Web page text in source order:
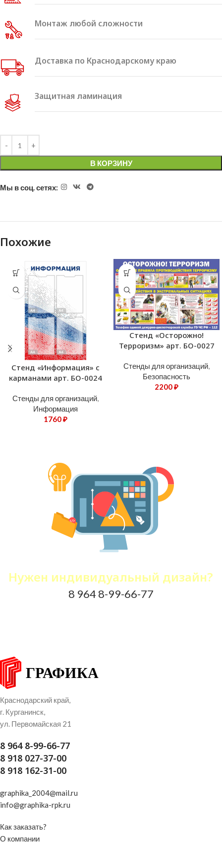
Монтаж любой сложности
Доставка по Краснодарскому краю
Защитная ламинация
В КОРЗИНУ
Мы в соц. сетях:
Похожие
Стенд «Информация» с
карманами арт. БО-0024
Стенды для организаций,
Информация
1760₽
Стенд «Осторожно!
Терроризм» арт. БО-0027
Стенды для организаций,
Безопасность
2200₽
Нужен индивидуальный дизайн?
8 964 8-99-66-77
Краснодарский край,
г. Курганинск,
ул. Первомайская 21
8 964 8-99-66-77
8 918 027-37-00
8 918 162-31-00
graphika_2004@mail.ru
info@graphika-rpk.ru
Как заказать?
О компании